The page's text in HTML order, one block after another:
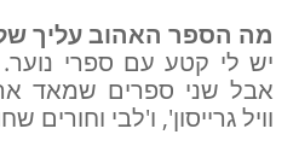
מה הספר האהוב עליך
יש לי קטע עם ספרי
אבל שני ספרים שמאד
וויל גרייסון', ו'לבי וחורים